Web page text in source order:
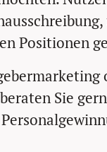
Positionen
Sie